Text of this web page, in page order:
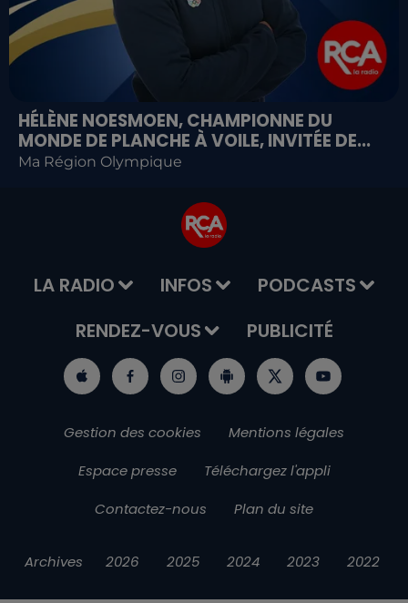
HÉLÈNE NOESMOEN, CHAMPIONNE DU
MONDE DE PLANCHE À VOILE, INVITÉE DE...
Ma Région Olympique
LA RADIO INFOS
PODCASTS
RENDEZ-VOUS
PUBLICITÉ
Gestion des cookies
Mentions légales
Espace presse
Téléchargez l'appli
Contactez-nous
Plan du site
Archives 2026 2025 2024 2023 2022